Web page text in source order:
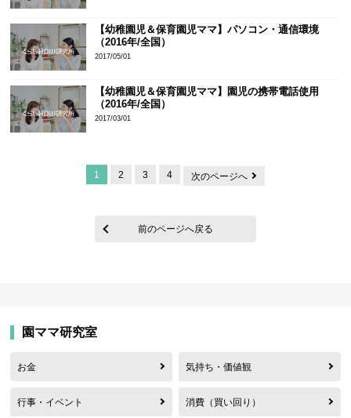
【幼稚園児＆保育園児ママ】パソコン・通信環境
（2016年/全国）
2017/05/01
【幼稚園児＆保育園児ママ】園児の携帯電話使用
（2016年/全国）
2017/03/01
1 2 3 4 次のページへ
前のページへ戻る
園ママ研究室
お金 気持ち・価値観
行事・イベント 消費（買い回り）